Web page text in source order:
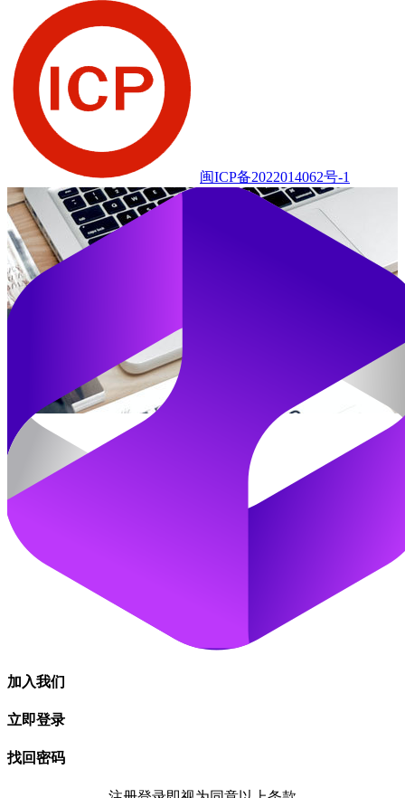
闽ICP备2022014062号-1
加入我们
立即登录
找回密码